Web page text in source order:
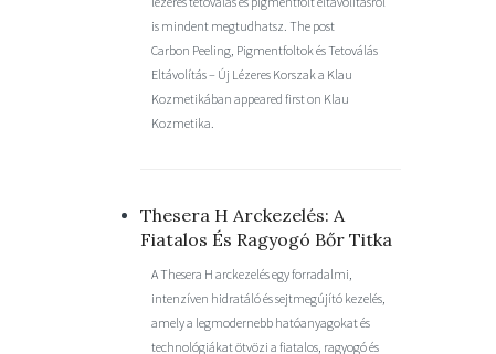
is mindent megtudhatsz. The post
Carbon Peeling, Pigmentfoltok és Tetoválás
Eltávolítás – Új Lézeres Korszak a Klau
Kozmetikában appeared first on Klau
Kozmetika.
Thesera H Arckezelés: A
Fiatalos És Ragyogó Bőr Titka
A Thesera H arckezelés egy forradalmi,
intenzíven hidratáló és sejtmegújító kezelés,
amely a legmodernebb hatóanyagokat és
technológiákat ötvözi a fiatalos, ragyogó és